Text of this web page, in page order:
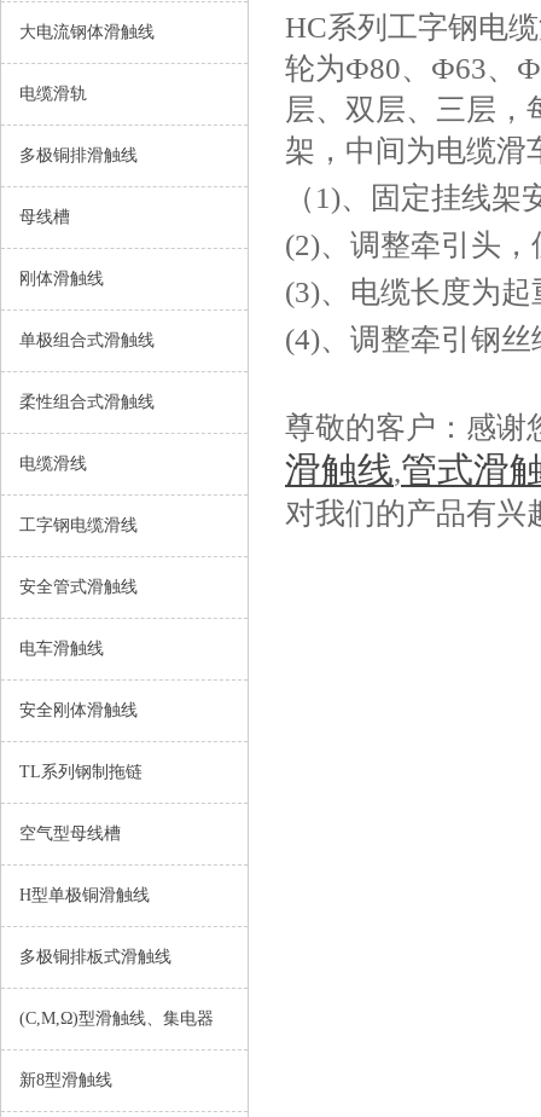
大电流钢体滑触线
电缆滑轨
多极铜排滑触线
母线槽
刚体滑触线
单极组合式滑触线
柔性组合式滑触线
电缆滑线
工字钢电缆滑线
安全管式滑触线
电车滑触线
安全刚体滑触线
TL系列钢制拖链
空气型母线槽
H型单极铜滑触线
多极铜排板式滑触线
(C,M,Ω)型滑触线、集电器
新8型滑触线
HC系列工字钢电
轮为Ф80、Ф63、
层、双层、三层，
架，中间为电缆滑
（ 1)、固定挂线架
(2)、调整牵引头
(3)、电缆长度为
(4)、调整牵引钢
尊敬的客户：感谢
滑触线,管式滑
对我们的产品有兴